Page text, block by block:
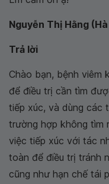
Nguyễn Thị Hằng
Trả lời
Chào bạn, bệnh viêm
để điều trị cần tìm
tiếp xúc, và dùng các
trường hợp không tìm
việc tiếp xúc với tác
toàn để điều trị tránh
cũng như hạn chế tái